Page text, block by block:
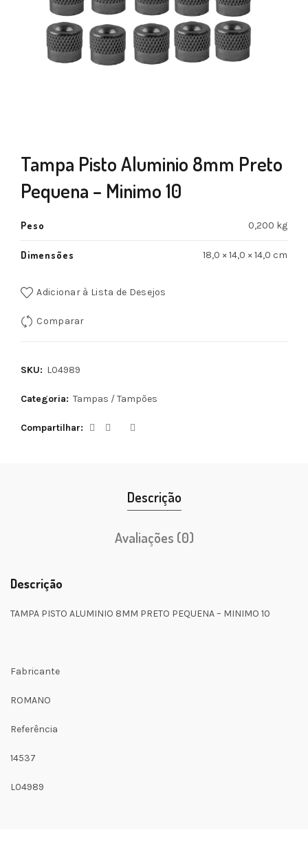
Tampa Pisto Aluminio 8mm Preto
Pequena – Minimo 10
Peso 0,200 kg
Dimensões 18,0 × 14,0 × 14,0 cm
Adicionar à Lista de Desejos
Comparar
SKU: L04989
Categoria: Tampas / Tampões
Compartilhar
Descrição
Avaliações (0)
Descrição
TAMPA PISTO ALUMINIO 8MM PRETO PEQUENA – MINIMO 10
Fabricante
ROMANO
Referência
14537
L04989